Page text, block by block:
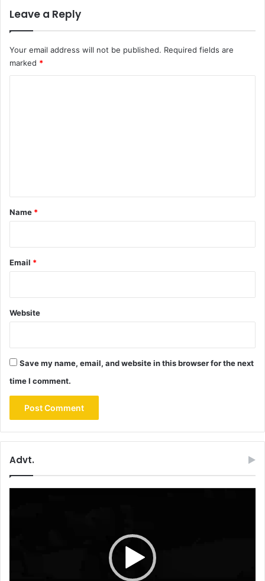
Leave a Reply
Your email address will not be published. Required fields are
marked *
*
Name *
Email *
Website
Save my name, email, and website in this browser for the next
time I comment.
Advt.